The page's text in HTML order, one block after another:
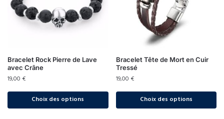
Bracelet Rock Pierre de Lave
avec Crâne
19,00 €
Choix des options
Bracelet Tête de Mort en Cuir
Tressé
19,00 €
Choix des options